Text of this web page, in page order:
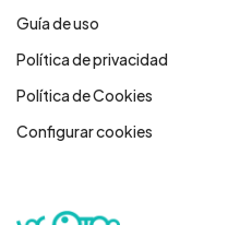
Guía de uso
Política de privacidad
Política de Cookies
Configurar cookies